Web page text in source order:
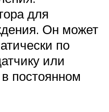
для
Он может
по
или
постоянном